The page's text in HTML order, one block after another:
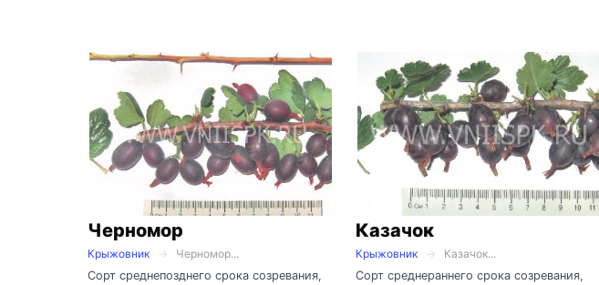
Черномор
Крыжовник
Черномор...
Сорт среднепозднего срока созревания,
Казачок
Крыжовник
Казачок...
Сорт среднераннего срока созревания,